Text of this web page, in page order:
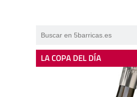
LA COPA DEL DÍA